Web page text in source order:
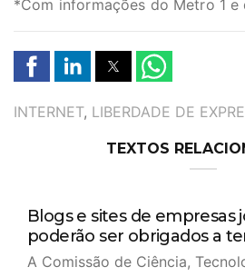
*Com informações do Metro 1 e
TAGS
INTERNET, LIBERDADE DE
TEXTOS
Blogs e sites de empresas
poderão ser obrigados a
A Comissão de Ciência,